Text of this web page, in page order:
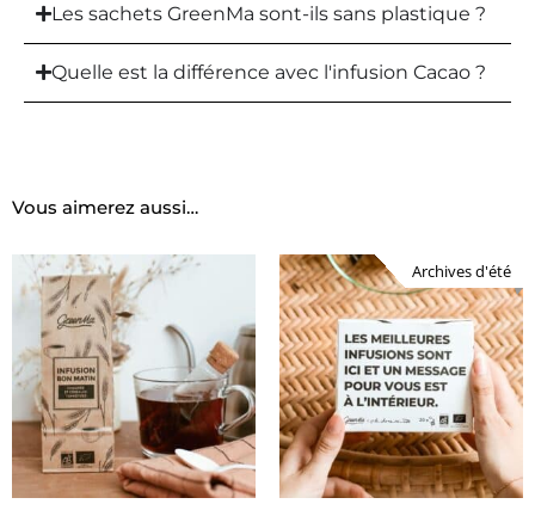
Les sachets GreenMa sont-ils sans plastique ?
Quelle est la différence avec l'infusion Cacao ?
Vous aimerez aussi…
Archives d'été